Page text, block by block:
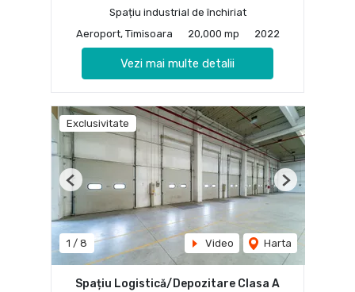
Spațiu industrial de închiriat
Aeroport, Timisoara
20,000 mp 2022
Vezi mai multe detalii
Exclusivitate
1 / 8 Video Harta
Previous Next
Spațiu Logistică/Depozitare Clasa A